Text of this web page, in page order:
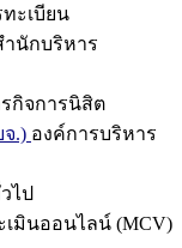
ะเบียน
ำนักบริหาร
กิจการนิสิต
.) องค์การบริหาร
ไป
เมินออนไลน์ (MCV)